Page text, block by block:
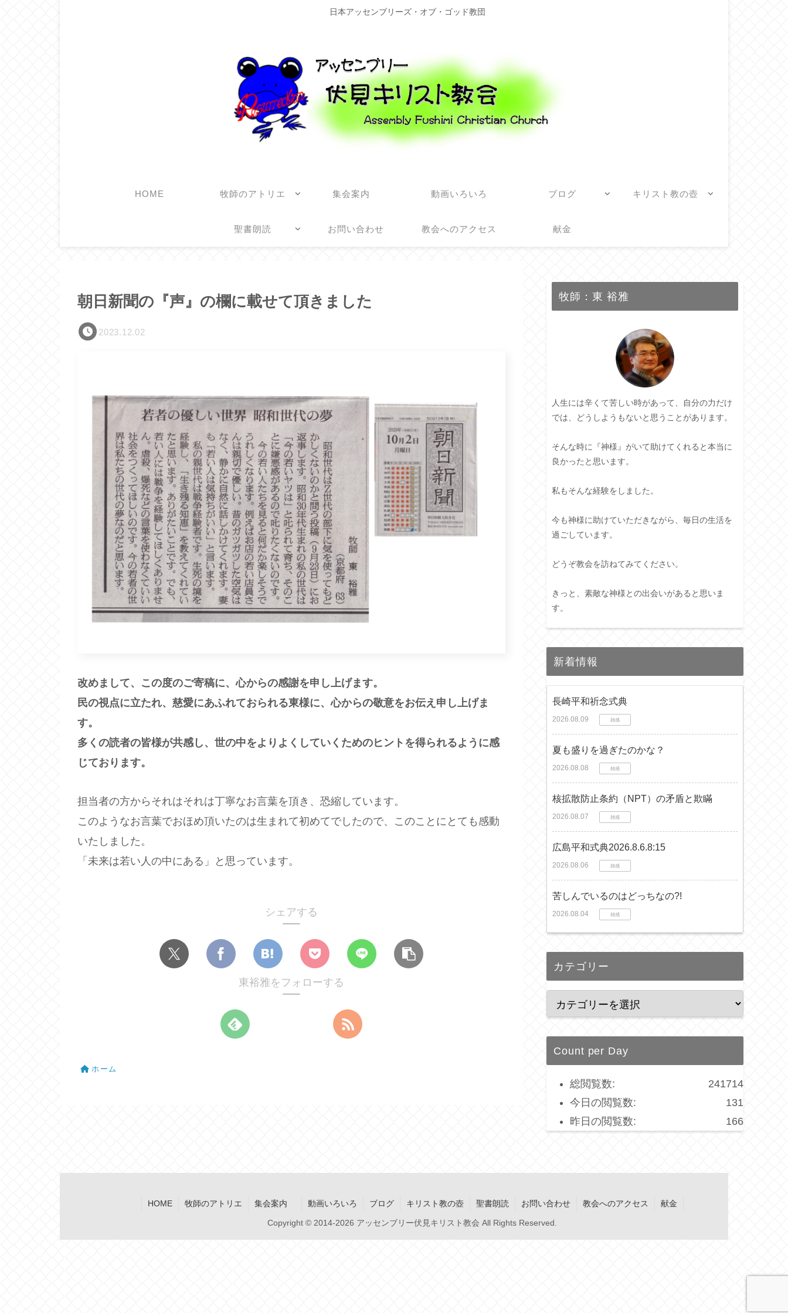
日本アッセンブリーズ・オブ・ゴッド教団
HOME 牧師のアトリエ 集会案内 動画いろいろ ブログ キリスト教の壺
聖書朗読 お問い合わせ 教会へのアクセス 献金
朝日新聞の『声』の欄に載せて頂きました
2023.12.02
改めまして、この度のご寄稿に、心からの感謝を申し上げます。
民の視点に立たれ、慈愛にあふれておられる東様に、心からの敬意をお伝え申し上げま
す。
多くの読者の皆様が共感し、世の中をよりよくしていくためのヒントを得られるように感
じております。
担当者の方からそれはそれは丁寧なお言葉を頂き、恐縮しています。
このようなお言葉でおほめ頂いたのは生まれて初めてでしたので、このことにとても感動
いたしました。
「未来は若い人の中にある」と思っています。
シェアする
東裕雅をフォローする
ホーム
牧師：東 裕雅
人生には辛くて苦しい時があって、自分の力だけ
では、どうしようもないと思うことがあります。
そんな時に『神様』がいて助けてくれると本当に
良かったと思います。
私もそんな経験をしました。
今も神様に助けていただきながら、毎日の生活を
過ごしています。
どうぞ教会を訪ねてみてください。
きっと、素敵な神様との出会いがあると思いま
す。
新着情報
長崎平和祈念式典
2026.08.09 雑感
夏も盛りを過ぎたのかな？
2026.08.08 雑感
核拡散防止条約（NPT）の矛盾と欺瞞
2026.08.07 雑感
広島平和式典2026.8.6.8:15
2026.08.06 雑感
苦しんでいるのはどっちなの?!
2026.08.04 雑感
カテゴリー
Count per Day
241714
総閲覧数:
131
今日の閲覧数:
166
昨日の閲覧数:
HOME 牧師のアトリエ 集会案内 動画いろいろ ブログ キリスト教の壺 聖書朗読 お問い合わせ 教会へのアクセス 献金
Copyright © 2014-2026 アッセンブリー伏見キリスト教会 All Rights Reserved.